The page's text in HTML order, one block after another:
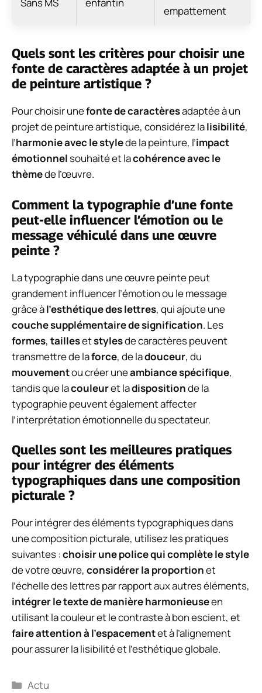
Sans MS enfantin
empattement
Quels sont les critères pour choisir une
fonte de caractères adaptée à un projet
de peinture artistique ?
Pour choisir unefonte de caractèresadaptée à un
projet de peinture artistique, considérez lalisibilité,
l’harmonie avec le stylede la peinture, l’impact
émotionnelsouhaité et lacohérence avec le
thèmede l’œuvre.
Comment la typographie d’une fonte
peut-elle influencer l’émotion ou le
message véhiculé dans une œuvre
peinte ?
La typographie dans une œuvre peinte peut
grandement influencer l’émotion ou le message
grâce àl’esthétique des lettres, qui ajoute une
couche supplémentaire de signification. Les
formes, taillesetstylesde caractères peuvent
transmettre de laforce, de ladouceur, du
mouvementou créer uneambiance spécifique,
tandis que lacouleuret ladispositionde la
typographie peuvent également affecter
l’interprétation émotionnelle du spectateur.
Quelles sont les meilleures pratiques
pour intégrer des éléments
typographiques dans une composition
picturale ?
Pour intégrer des éléments typographiques dans
une composition picturale, utilisez les pratiques
suivantes :choisir une police qui complète le style
de votre œuvre, considérer la proportionet
l’échelle des lettres par rapport aux autres éléments,
intégrer le texte de manière harmonieuseen
utilisant la couleur et le contraste à bon escient, et
faire attention à l’espacementet à l’alignement
pour assurer la lisibilité et l’esthétique globale.
Catégories
Actu